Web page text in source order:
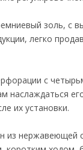
золь, с
легко
с
наслаждаться
их установки.
из нержавеющей